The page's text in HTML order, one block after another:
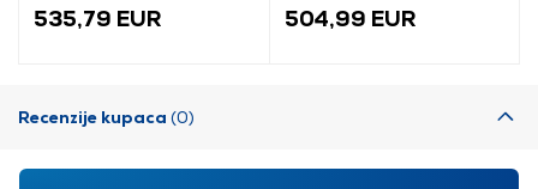
(06008A7800)
535,79 EUR 504,99 EUR
Recenzije kupaca (0)